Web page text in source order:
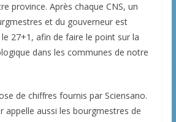
province. Après chaque CNS, un
et du gouverneur est
27+1, afin de faire le point sur la
dans les communes de notre
de chiffres fournis par Sciensano.
appelle aussi les bourgmestres de